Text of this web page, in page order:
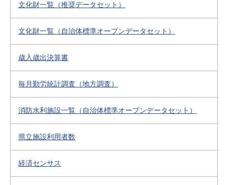
文化財一覧（推奨データセット）
文化財一覧（自治体標準オープンデータセット）
歳入歳出決算書
毎月勤労統計調査（地方調査）
消防水利施設一覧（自治体標準オープンデータセット）
県立施設利用者数
経済センサス